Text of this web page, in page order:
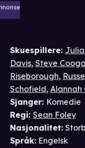
Skuespillere:
Davis, Steve
Riseborough,
Schofield, Alannah
Sjanger: Komedie
Regi: Sean Foley
Nasjonalitet:
Språk: Engelsk